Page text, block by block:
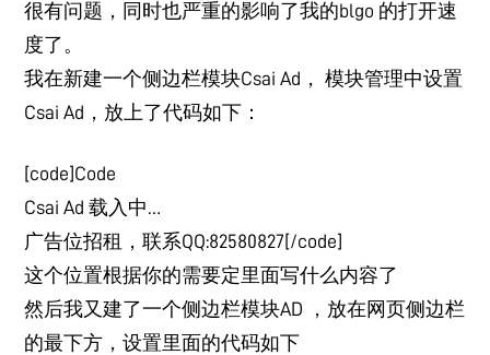
很有问题，同时也严重的影响了我的blgo 的打开速
度了。
我在新建一个侧边栏模块Csai Ad， 模块管理中设置
Csai Ad，放上了代码如下：
[code]Code
Csai Ad 载入中…
广告位招租，联系QQ:82580827 [/code]
这个位置根据你的需要定里面写什么内容了
然后我又建了一个侧边栏模块AD ，放在网页侧边栏
的最下方，设置里面的代码如下